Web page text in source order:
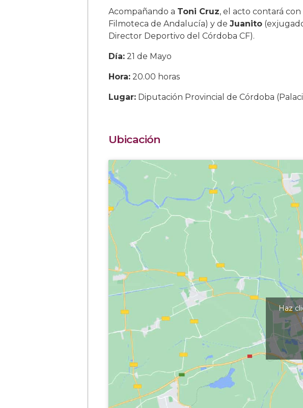
Acompañando a Toni Cruz, el acto contará
Filmoteca de Andalucía) y de Juanito
Director Deportivo del Córdoba CF).
Día: 21 de Mayo
Hora: 20.00 horas
Lugar: Diputación Provincial de Córdoba
Ubicación
Haz